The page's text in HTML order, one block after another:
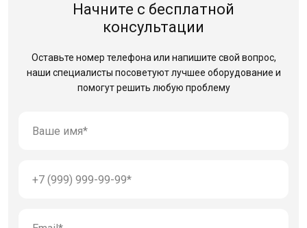
Начните с бесплатной
консультации
Оставьте номер телефона или напишите свой вопрос,
наши специалисты посоветуют лучшее оборудование и
помогут решить любую проблему